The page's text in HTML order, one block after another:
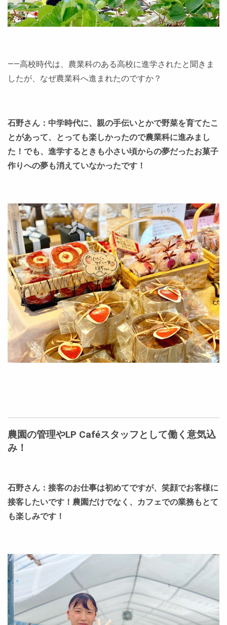
――高校時代は、農業科のある高校に進学されたと聞きま
したが、なぜ農業科へ進まれたのですか？
石野さん：中学時代に、親の手伝いとかで野菜を育てたこ
とがあって、とっても楽しかったので農業科に進みまし
た！でも、進学するときも小さい頃からの夢だったお菓子
作りへの夢も消えていなかったです！
農園の管理やLP Caféスタッフとして働く意気込
み！
石野さん：接客のお仕事は初めてですが、笑顔でお客様に
接客したいです！農園だけでなく、カフェでの業務もとて
も楽しみです！